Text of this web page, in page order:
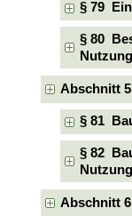
§ 79
§ 80
Abschnitt
§ 81
§ 82
Nutzung
Abschnitt